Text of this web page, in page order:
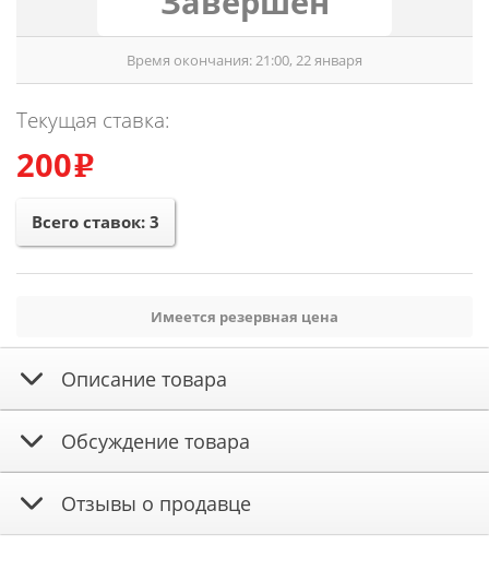
Время окончания: 21:00, 22 января
Текущая ставка:
200e
Всего ставок: 3
Имеется резервная цена
Описание товара
Обсуждение товара
Отзывы о продавце